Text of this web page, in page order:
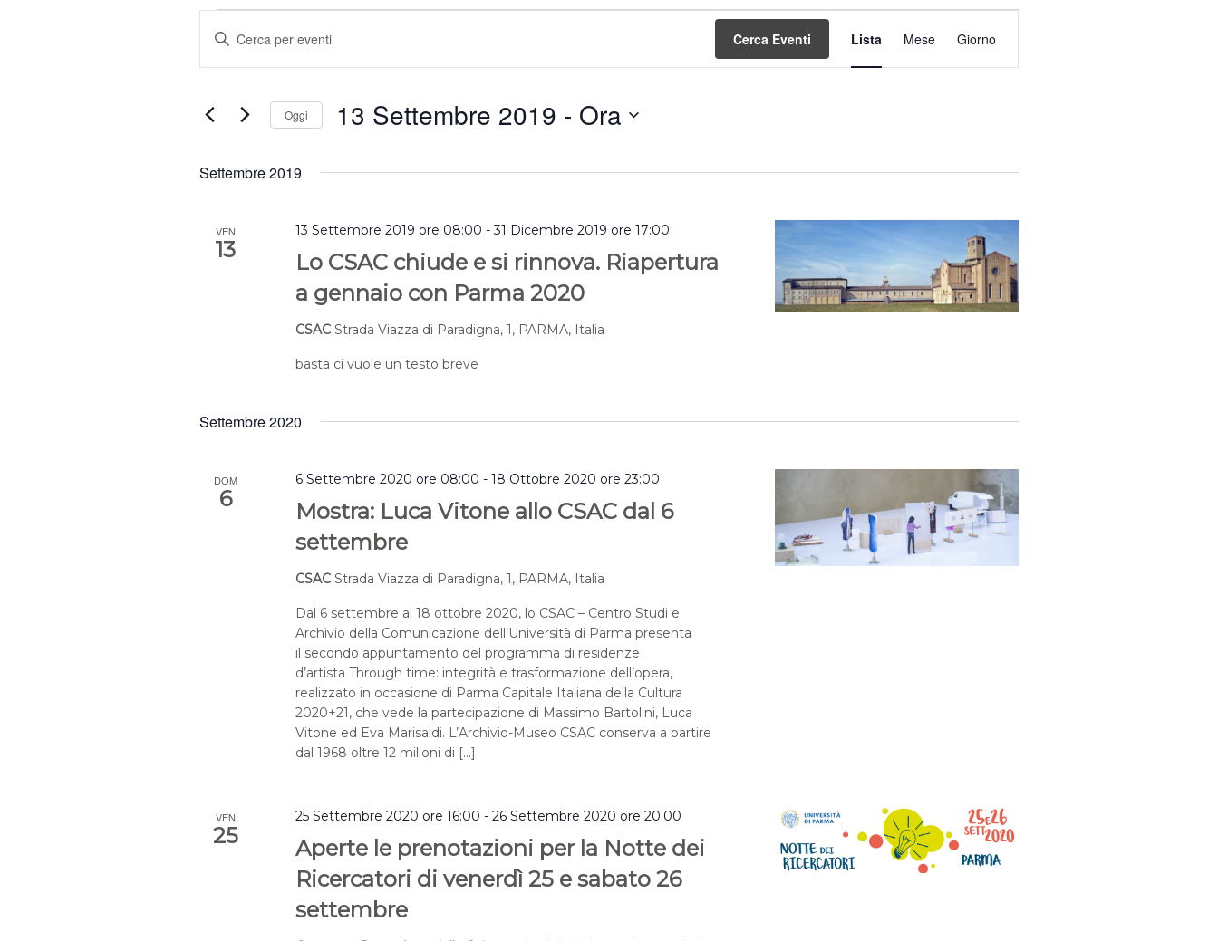
Eventi
Eventi
Ricerca
e
Navigazione
Inserisci
Cerca
per
Cerca Eventi
Viste
Lista Mese Giorno
Oggi 13 Settembre 2019 - Ora
la
Settembre 2019
VEN
13
Lo CSAC chiude e si rinnova. Riapertura
a gennaio con Parma 2020
13 Settembre 2019 ore 08:00 -31 Dicembre 2019 ore 17:00
CSAC Strada Viazza di Paradigna, 1, PARMA, Italia
basta ci vuole un testo breve
Settembre 2020
DOM
6
Mostra: Luca Vitone allo CSAC dal 6
settembre
6 Settembre 2020 ore 08:00 - 18 Ottobre 2020 ore 23:00
CSAC Strada Viazza di Paradigna, 1, PARMA, Italia
Dal 6 settembre al 18 ottobre 2020, lo CSAC – Centro Studi e
Archivio della Comunicazione dell’Università di Parma presenta
il secondo appuntamento del programma di residenze
d’artista Through time: integrità e trasformazione dell’opera,
realizzato in occasione di Parma Capitale Italiana della Cultura
2020+21, che vede la partecipazione di Massimo Bartolini, Luca
Vitone ed Eva Marisaldi. L’Archivio-Museo CSAC conserva a partire
dal 1968 oltre 12 milioni di […]
VEN
25
Aperte le prenotazioni per la Notte dei
Ricercatori di venerdì 25 e sabato 26
settembre
25 Settembre 2020 ore 16:00 - 26 Settembre 2020 ore 20:00